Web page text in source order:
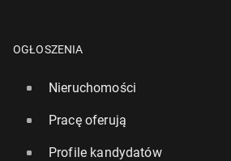
OGŁOSZENIA
Nieruchomości
Pracę oferują
Profile kandydatów